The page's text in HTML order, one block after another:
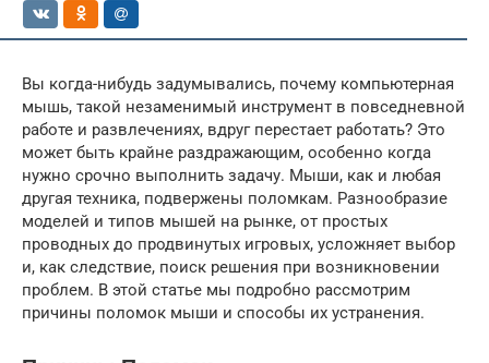
Вы когда-нибудь задумывались, почему компьютерная
мышь, такой незаменимый инструмент в повседневной
работе и развлечениях, вдруг перестает работать? Это
может быть крайне раздражающим, особенно когда
нужно срочно выполнить задачу. Мыши, как и любая
другая техника, подвержены поломкам. Разнообразие
моделей и типов мышей на рынке, от простых
проводных до продвинутых игровых, усложняет выбор
и, как следствие, поиск решения при возникновении
проблем. В этой статье мы подробно рассмотрим
причины поломок мыши и способы их устранения.